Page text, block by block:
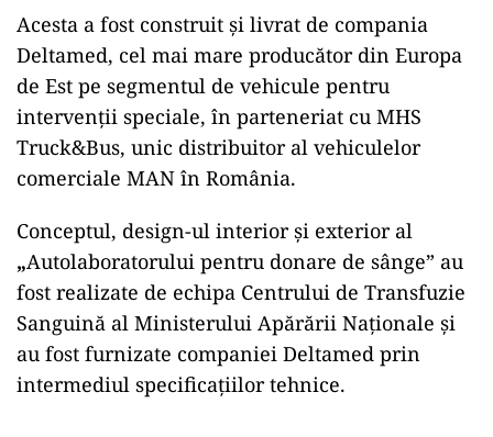
Acesta a fost construit și livrat de compania
Deltamed, cel mai mare producător din Europa
de Est pe segmentul de vehicule pentru
intervenții speciale, în parteneriat cu MHS
Truck&Bus, unic distribuitor al vehiculelor
comerciale MAN în România.
Conceptul, design-ul interior și exterior al
„Autolaboratorului pentru donare de sânge” au
fost realizate de echipa Centrului de Transfuzie
Sanguină al Ministerului Apărării Naționale și
au fost furnizate companiei Deltamed prin
intermediul specificațiilor tehnice.